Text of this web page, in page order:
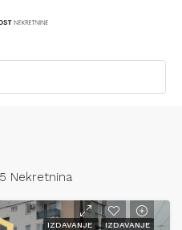
5 Nekretnina
IZDAVANJE IZDAVANJE